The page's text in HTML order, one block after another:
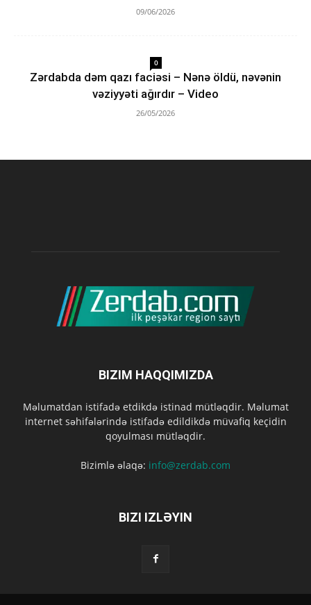
09/06/2026
0
Zərdabda dəm qazı faciəsi – Nənə öldü, nəvənin
vəziyyəti ağırdır – Video
26/05/2026
BIZIM HAQQIMIZDA
Məlumatdan istifadə etdikdə istinad mütləqdir. Məlumat
internet səhifələrində istifadə edildikdə müvafiq keçidin
qoyulması mütləqdir.
Bizimlə əlaqə: info@zerdab.com
BIZI IZLƏYIN